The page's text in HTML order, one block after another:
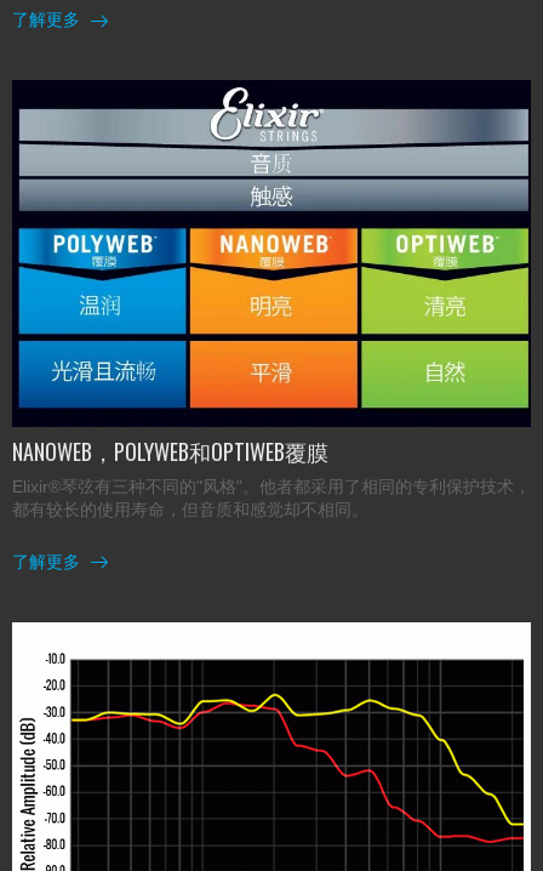
了解更多
NANOWEB，POLYWEB和OPTIWEB覆膜
Elixir®琴弦有三种不同的"风格"。他者都采用了相同的专利保护技术，
都有较长的使用寿命，但音质和感觉却不相同。
了解更多